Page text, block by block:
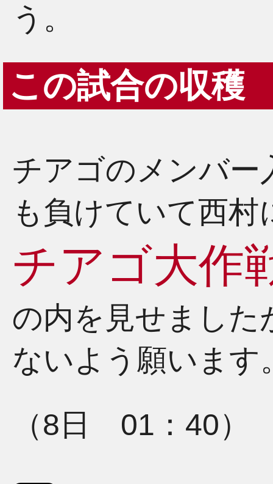
う。
この試合の収穫
チアゴのメンバ
も負けていて西
チアゴ大作
の内を見せました
ないよう願います
（8日 01：40）